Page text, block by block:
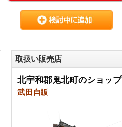
取扱い販売店
北宇和郡鬼北町のショップ
武田自販